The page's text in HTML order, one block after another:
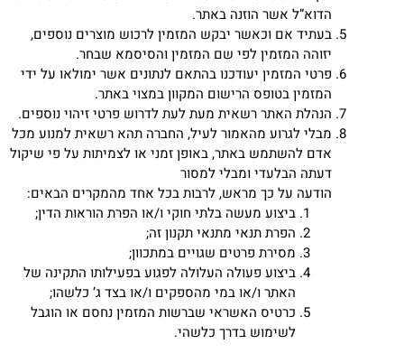
הדוא”ל אשר הוזנה באתר.
בעתיד אם וכאשר יבקש המזמין לרכוש מוצרים נוספים,
יזוהה המזמין לפי שם המזמין והסיסמא שבחר.
פרטי המזמין יעודכנו בהתאם לנתונים אשר ימולאו על ידי
המזמין בטופס הרישום המקוון במצוי באתר.
הנהלת האתר רשאית מעת לעת לדרוש פרטי זיהוי נוספים.
מבלי לגרוע מהאמור לעיל, החברה תהא רשאית למנוע מכל
אדם להשתמש באתר, באופן זמני או לצמיתות על פי שיקול
דעתה הבלעדי ומבלי למסור
הודעה על כך מראש, לרבות בכל אחד מהמקרים הבאים:
ביצוע מעשה בלתי חוקי ו/או הפרת הוראות הדין;
הפרת תנאי מתנאי תקנון זה;
מסירת פרטים שגויים במתכוון;
ביצוע פעולה העלולה לפגוע בפעילותו התקינה של
האתר ו/או במי מהספקים ו/או בצד ג’ כלשהו;
כרטיס האשראי שברשות המזמין נחסם או הוגבל
לשימוש בדרך כלשהי.